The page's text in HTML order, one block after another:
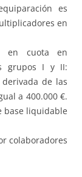
es
en
en cuota en
grupos I y II:
de las
a 400.000 €.
base liquidable
colaboradores